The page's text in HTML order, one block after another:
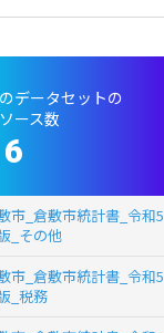
データセットの
ース数
市_倉敷市統計書_令和5
_その他
市_倉敷市統計書_令和5
_税務